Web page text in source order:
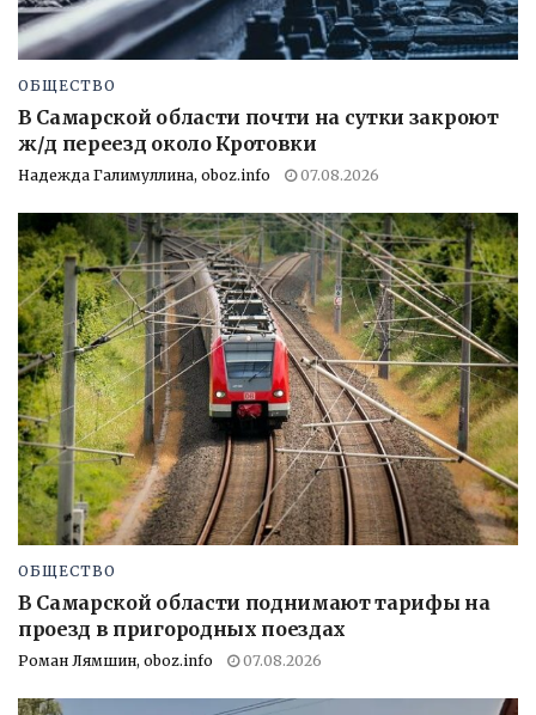
ОБЩЕСТВО
В Самарской области почти на сутки закроют
ж/д переезд около Кротовки
Надежда Галимуллина, oboz.info 07.08.2026
ОБЩЕСТВО
В Самарской области поднимают тарифы на
проезд в пригородных поездах
Роман Лямшин, oboz.info 07.08.2026